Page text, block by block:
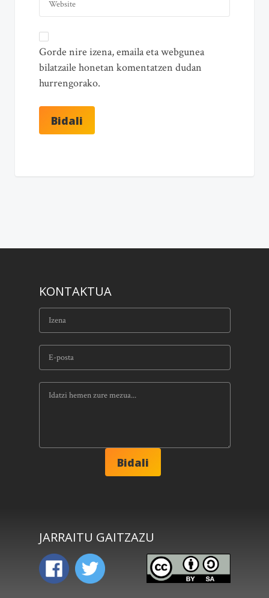
Gorde nire izena, emaila eta webgunea
bilatzaile honetan komentatzen dudan
hurrengorako.
KONTAKTUA
JARRAITU GAITZAZU